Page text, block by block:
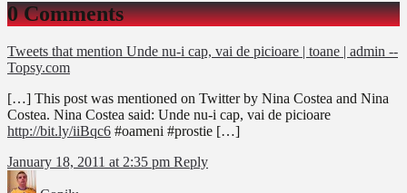
0 Comments
Tweets that mention Unde nu-i cap, vai de picioare | toane | admin --
Topsy.com
[…] This post was mentioned on Twitter by Nina Costea and Nina
Costea. Nina Costea said: Unde nu-i cap, vai de picioare
http://bit.ly/iiBqc6 #oameni #prostie […]
January 18, 2011 at 2:35 pm Reply